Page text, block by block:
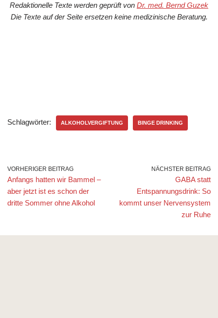
Redaktionelle Texte werden geprüft von Dr. med. Bernd Guzek
Die Texte auf der Seite ersetzen keine medizinische Beratung.
Schlagwörter: ALKOHOLVERGIFTUNG BINGE DRINKING
VORHERIGER BEITRAG
Anfangs hatten wir Bammel –
aber jetzt ist es schon der
dritte Sommer ohne Alkohol
NÄCHSTER BEITRAG
GABA statt
Entspannungsdrink: So
kommt unser Nervensystem
zur Ruhe